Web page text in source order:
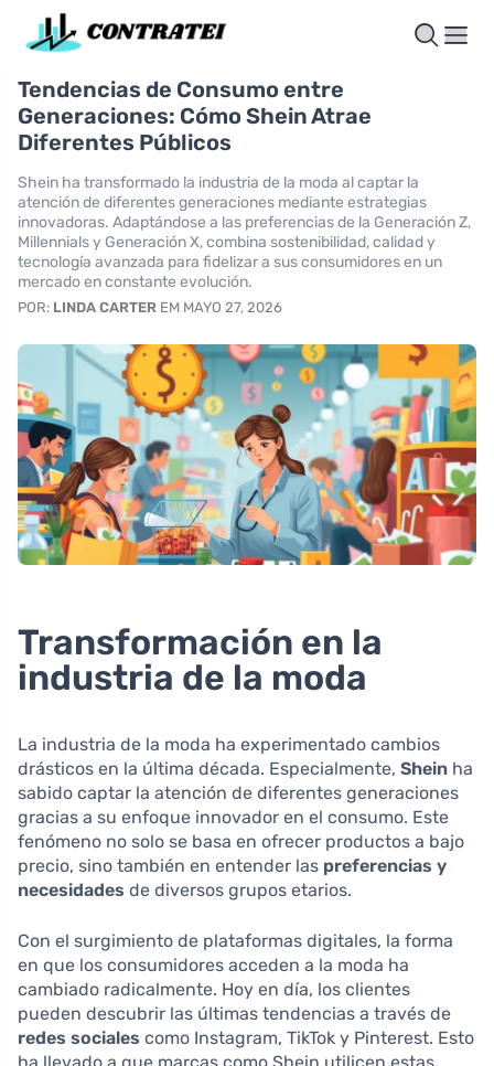
Tendencias de Consumo entre
Generaciones: Cómo Shein Atrae
Diferentes Públicos
Shein ha transformado la industria de la moda al captar la
atención de diferentes generaciones mediante estrategias
innovadoras. Adaptándose a las preferencias de la Generación Z,
Millennials y Generación X, combina sostenibilidad, calidad y
tecnología avanzada para fidelizar a sus consumidores en un
mercado en constante evolución.
POR: LINDA CARTER EM MAYO 27, 2026
Transformación en la
industria de la moda
La industria de la moda ha experimentado cambios
drásticos en la última década. Especialmente, Shein ha
sabido captar la atención de diferentes generaciones
gracias a su enfoque innovador en el consumo. Este
fenómeno no solo se basa en ofrecer productos a bajo
precio, sino también en entender las preferencias y
necesidades de diversos grupos etarios.
Con el surgimiento de plataformas digitales, la forma
en que los consumidores acceden a la moda ha
cambiado radicalmente. Hoy en día, los clientes
pueden descubrir las últimas tendencias a través de
redes sociales como Instagram, TikTok y Pinterest. Esto